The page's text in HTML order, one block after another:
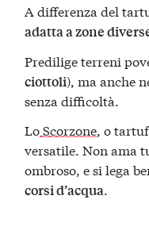
A differenza del
adatta a zone
Predilige terreni
ciottoli), ma anche
senza difficoltà.
LoScorzone, o
versatile. Non ama
ombroso, e si lega
corsi d’acqua.